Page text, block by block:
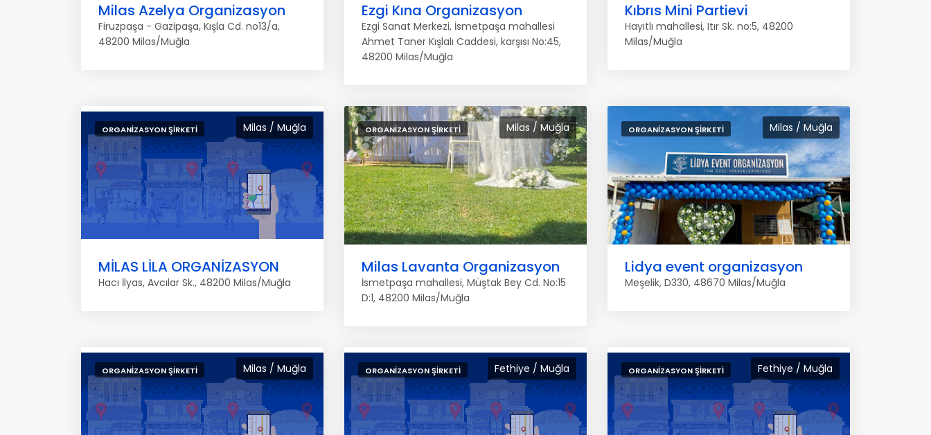
Milas Azelya Organizasyon
Firuzpaşa - Gazipaşa, Kışla Cd. no13/a,
48200 Milas/Muğla
Ezgi Kına Organizasyon
Ezgi Sanat Merkezi, İsmetpaşa mahallesi
Ahmet Taner Kışlalı Caddesi, karşısı No:45,
48200 Milas/Muğla
Kıbrıs Mini Partievi
Hayıtlı mahallesi, Itır Sk. no:5, 48200
Milas/Muğla
Milas / Muğla
ORGANIZASYON ŞIRKETI
MİLAS LİLA ORGANİZASYON
Hacı İlyas, Avcılar Sk., 48200 Milas/Muğla
Milas / Muğla
ORGANIZASYON ŞIRKETI
Milas Lavanta Organizasyon
İsmetpaşa mahallesi, Müştak Bey Cd. No:15
D:1, 48200 Milas/Muğla
Milas / Muğla
ORGANIZASYON ŞIRKETI
Lidya event organizasyon
Meşelik, D330, 48670 Milas/Muğla
Milas / Muğla
ORGANIZASYON ŞIRKETI Fethiye / Muğla
ORGANIZASYON ŞIRKETI Fethiye / Muğla
ORGANIZASYON ŞIRKETI